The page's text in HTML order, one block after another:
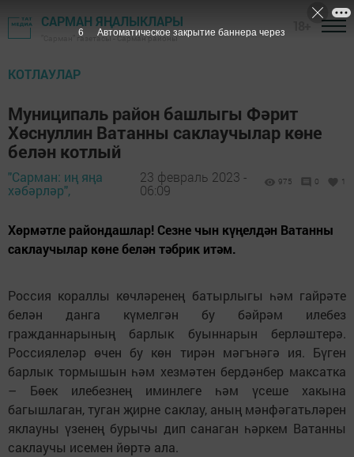
САРМАН ЯҢАЛЫКЛАРЫ
"Сарман" газетасы - Сарман районы
КОТЛАУЛАР
Муниципаль район башлыгы Фәрит
Хөснуллин Ватанны саклаучылар көне
белән котлый
"Сарман: иң яңа
хәбәрләр",
23 февраль 2023 -
06:09
975 0 1
Хөрмәтле райондашлар! Сезне чын күңелдән Ватанны
саклаучылар көне белән тәбрик итәм.
Россия кораллы көчләренең батырлыгы һәм гайрәте
белән данга күмелгән бу бәйрәм илебез
гражданнарының барлык буыннарын берләштерә.
Россиялеләр өчен бу көн тирән мәгънәгә ия. Бүген
барлык тормышын һәм хезмәтен бердәнбер максатка
– Бөек илебезнең иминлеге һәм үсеше хакына
багышлаган, туган җирне саклау, аның мәнфәгатьләрен
яклауны үзенең бурычы дип санаган һәркем Ватанны
саклаучы исемен йөртә ала.
6 Автоматическое закрытие баннера через